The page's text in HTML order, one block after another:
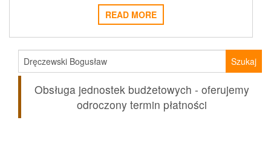
READ MORE
Szukaj:
Obsługa jednostek budżetowych - oferujemy
odroczony termin płatności